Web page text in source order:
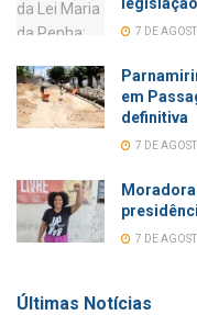
7 DE
em
definitiva
7 DE
7 DE
Últimas Notícias